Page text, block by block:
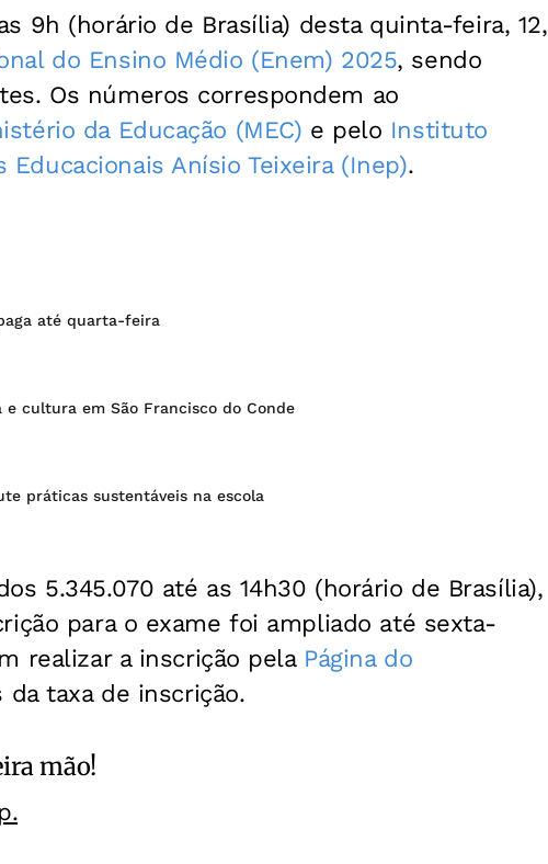
9h (horário de Brasília) desta quinta-feira, 12,
do Ensino Médio (Enem) 2025, sendo
Os números correspondem ao
da Educação (MEC) e pelo Instituto
Anísio Teixeira (Inep).
até quarta-feira
cultura em São Francisco do Conde
práticas sustentáveis na escola
5.345.070 até as 14h30 (horário de Brasília),
para o exame foi ampliado até sexta-
realizar a inscrição pela Página do
taxa de inscrição.
mão!